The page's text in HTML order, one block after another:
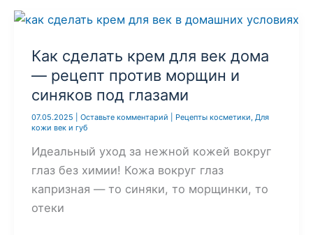
домашних
за
5
минут:
безопасная
магазинным
средствам
Как сделать крем для век дома
— рецепт против морщин и
синяков под глазами
07.05.2025 Оставьте комментарий Рецепты косметики, Для
кожи век и губ
Идеальный уход за нежной кожей вокруг
глаз без химии! Кожа вокруг глаз
капризная — то синяки, то морщинки, то
отеки